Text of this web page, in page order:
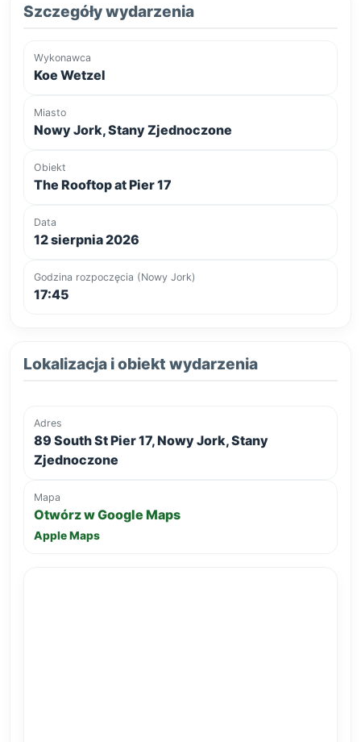
Szczegóły wydarzenia
Wykonawca
Koe Wetzel
Miasto
Nowy Jork, Stany Zjednoczone
Obiekt
The Rooftop at Pier 17
Data
12 sierpnia 2026
Godzina rozpoczęcia (Nowy Jork)
17:45
Lokalizacja i obiekt wydarzenia
Adres
89 South St Pier 17, Nowy Jork, Stany
Zjednoczone
Mapa
Otwórz w Google Maps
Apple Maps